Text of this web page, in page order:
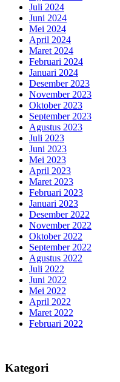
Juli 2024
Juni 2024
Mei 2024
April 2024
Maret 2024
Februari 2024
Januari 2024
Desember 2023
November 2023
Oktober 2023
September 2023
Agustus 2023
Juli 2023
Juni 2023
Mei 2023
April 2023
Maret 2023
Februari 2023
Januari 2023
Desember 2022
November 2022
Oktober 2022
September 2022
Agustus 2022
Juli 2022
Juni 2022
Mei 2022
April 2022
Maret 2022
Februari 2022
Kategori